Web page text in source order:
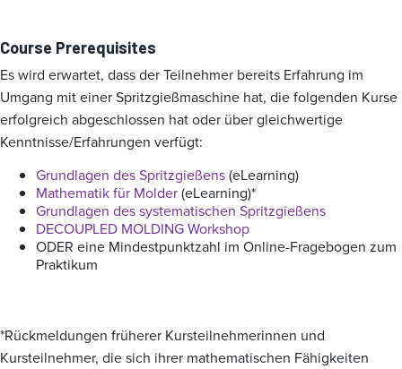
Course Prerequisites
Es wird erwartet, dass der Teilnehmer bereits Erfahrung im
Umgang mit einer Spritzgießmaschine hat, die folgenden Kurse
erfolgreich abgeschlossen hat oder über gleichwertige
Kenntnisse/Erfahrungen verfügt:
Grundlagen des Spritzgießens(eLearning)
Mathematik für Molder(eLearning)*
Grundlagen des systematischen Spritzgießens
DECOUPLED MOLDING Workshop
ODER eine Mindestpunktzahl im Online-Fragebogen zum
Praktikum
*Rückmeldungen früherer Kursteilnehmerinnen und
Kursteilnehmer, die sich ihrer mathematischen Fähigkeiten